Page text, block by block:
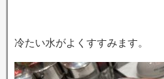
冷たい水がよくすすみます。